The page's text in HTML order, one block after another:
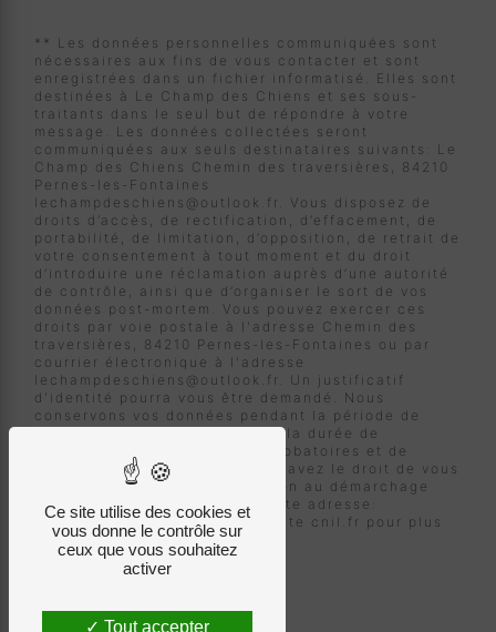
** Les données personnelles communiquées sont
nécessaires aux fins de vous contacter et sont
enregistrées dans un fichier informatisé. Elles sont
destinées à Le Champ des Chiens et ses sous-
traitants dans le seul but de répondre à votre
message. Les données collectées seront
communiquées aux seuls destinataires suivants: Le
Champ des Chiens Chemin des traversières, 84210
Pernes-les-Fontaines
lechampdeschiens@outlook.fr. Vous disposez de
droits d’accès, de rectification, d’effacement, de
portabilité, de limitation, d’opposition, de retrait de
votre consentement à tout moment et du droit
d’introduire une réclamation auprès d’une autorité
de contrôle, ainsi que d’organiser le sort de vos
données post-mortem. Vous pouvez exercer ces
droits par voie postale à l'adresse Chemin des
traversières, 84210 Pernes-les-Fontaines ou par
courrier électronique à l'adresse
lechampdeschiens@outlook.fr. Un justificatif
d'identité pourra vous être demandé. Nous
conservons vos données pendant la période de
prise de contact puis pendant la durée de
prescription légale aux fins probatoires et de
gestion des contentieux. Vous avez le droit de vous
inscrire sur la liste d'opposition au démarchage
téléphonique, disponible à cette adresse:
Bloctel.gouv.fr. Consultez le site cnil.fr pour plus
d’informations sur vos droits.
Ce site utilise des cookies et
vous donne le contrôle sur
ceux que vous souhaitez
activer
Tout accepter